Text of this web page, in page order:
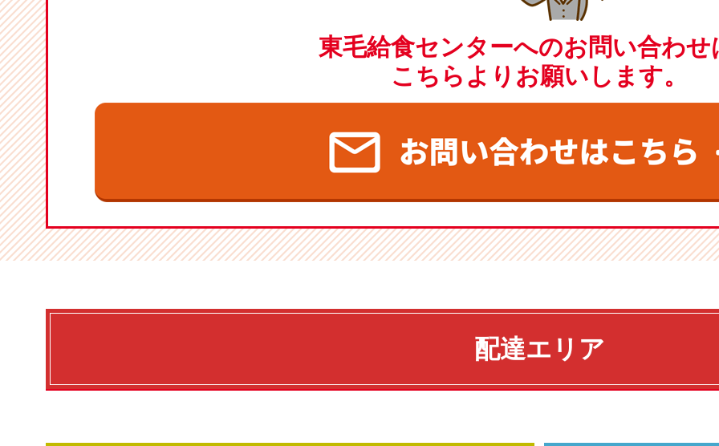
東毛給食センターへのお問い合わせ
こちらよりお願いします。
配達エリア